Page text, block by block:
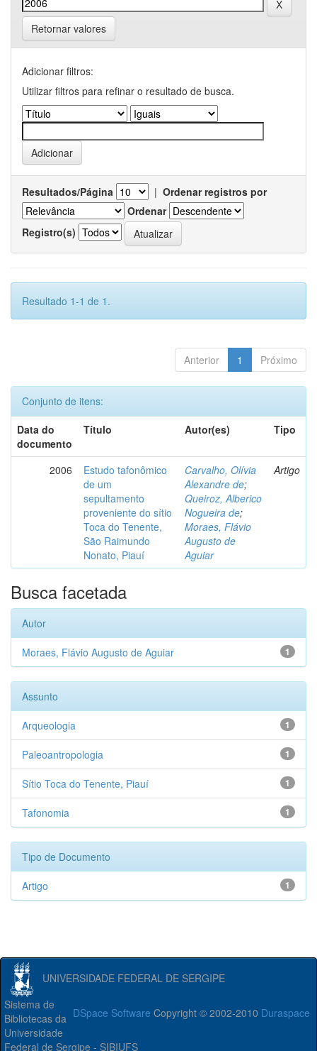
Retornar valores
Adicionar filtros:
Utilizar filtros para refinar o resultado de busca.
Resultados/Página | Ordenar registros por
Ordenar
Registro(s)
Resultado 1-1 de 1.
Anterior 1 Próximo
Conjunto de itens:
Data do
documento
Título Autor(es) Tipo
2006
Estudo tafonômico
de um
sepultamento
proveniente do sítio
Toca do Tenente,
São Raimundo
Nonato, Piauí
Carvalho, Olívia
Alexandre de;
Queiroz, Alberico
Nogueira de;
Moraes, Flávio
Augusto de
Aguiar
Artigo
Busca facetada
Autor
1
Moraes, Flávio Augusto de Aguiar
Assunto
1
Arqueologia
1
Paleoantropologia
1
Sítio Toca do Tenente, Piauí
1
Tafonomia
Tipo de Documento
1
Artigo
UNIVERSIDADE FEDERAL DE SERGIPE
DSpace Software Copyright © 2002-2010 Duraspace
Sistema de
Bibliotecas da
Universidade
Federal de Sergipe - SIBIUFS